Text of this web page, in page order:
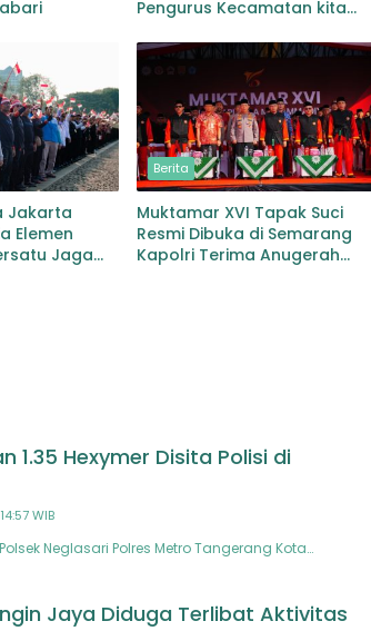
Pengurus Kecamatan kita
Jakarta
Elemen
Jaga
Berita
Muktamar XVI Tapak Suci
Resmi Dibuka di Semarang
Kapolri Terima Anugerah
1.35 Hexymer Disita Polisi di
WIB
Neglasari Polres Metro Tangerang Kota…
Jaya Diduga Terlibat Aktivitas